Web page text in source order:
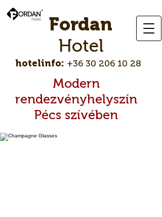
Fordan
Hotel
hotelinfo: +36 30 206 10 28
Modern
rendezvényhelyszín
Pécs szívében